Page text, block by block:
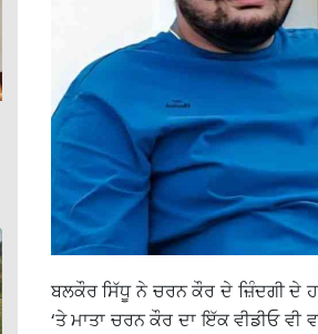
ਬਲਕੌਰ ਸਿੱਧੂ ਨੇ ਚਰਨ ਕੌਰ ਦੇ ਜ਼ਿੰਦਗੀ ਦੇ
‘ਤੇ ਮਾਤਾ ਚਰਨ ਕੌਰ ਦਾ ਇੱਕ ਵੀਡੀਓ